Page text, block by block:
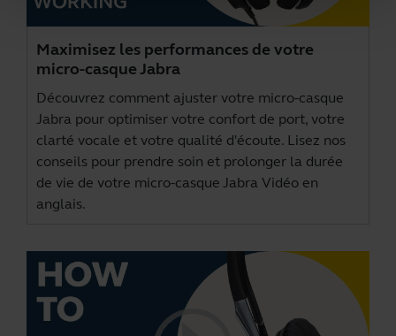
Maximisez les performances de votre
micro-casque Jabra
Découvrez comment ajuster votre micro-casque
Jabra pour optimiser votre confort de port, votre
clarté vocale et votre qualité d'écoute. Lisez nos
conseils pour prendre soin et prolonger la durée
de vie de votre micro-casque Jabra Vidéo en
anglais.